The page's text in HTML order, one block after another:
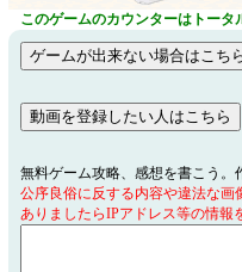
このゲームのカウンターはトータ
無料ゲーム攻略、感想を書こう。
公序良俗に反する内容や違法な
ありましたらIPアドレス等の情報